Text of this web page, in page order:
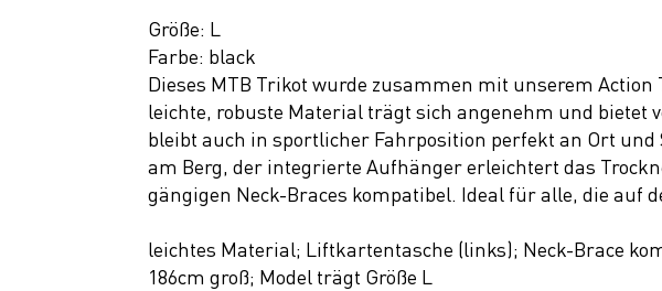
Größe: L
Farbe: black
Dieses MTB Trikot wurde zusammen mit unserem
leichte, robuste Material trägt sich angenehm und bietet
bleibt auch in sportlicher Fahrposition perfekt an Ort
am Berg, der integrierte Aufhänger erleichtert das
gängigen Neck-Braces kompatibel. Ideal für alle, die auf
leichtes Material; Liftkartentasche (links); Neck-Brace
186cm groß; Model trägt Größe L